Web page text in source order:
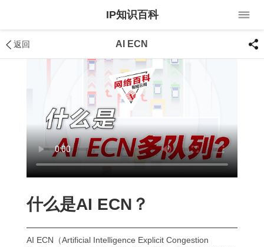
IP知识百科
返回 AI ECN
什么是AI ECN？
AI ECN（Artificial Intelligence Explicit Congestion